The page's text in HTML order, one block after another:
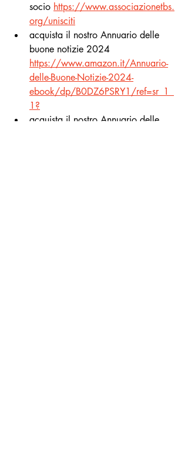
socio https://www.associazionetbs.
org/unisciti
acquista il nostro Annuario delle
buone notizie 2024
https://www.amazon.it/Annuario-
delle-Buone-Notizie-2024-
ebook/dp/B0DZ6PSRY1/ref=sr_1_
1 ?
acquista il nostro Annuario delle